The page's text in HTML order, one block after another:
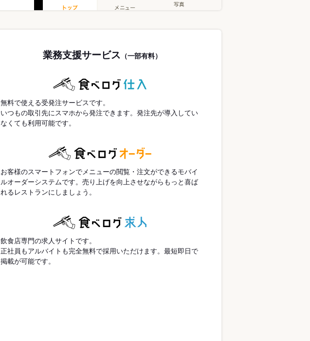
業務支援サービス （一部有料）
無料で使える受発注サービスです。
いつもの取引先にスマホから発注できます。発注先が導入してい
なくても利用可能です。
お客様のスマートフォンでメニューの閲覧・注文ができるモバイ
ルオーダーシステムです。売り上げを向上させながらもっと喜ば
れるレストランにしましょう。
飲食店専門の求人サイトです。
正社員もアルバイトも完全無料で採用いただけます。最短即日で
掲載が可能です。